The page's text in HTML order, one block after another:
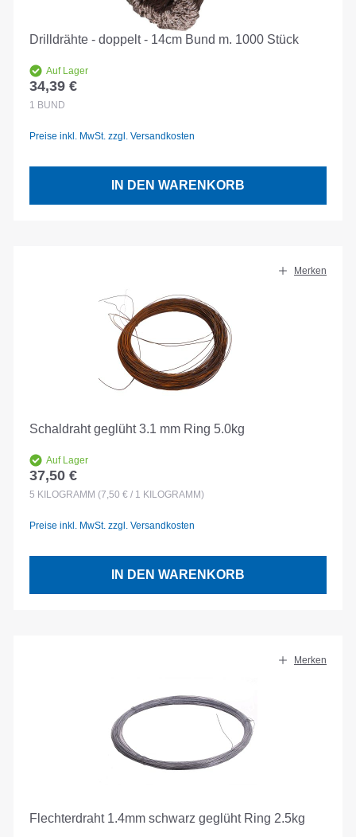
Drilldrähte - doppelt - 14cm Bund m. 1000 Stück
Auf Lager
Regulärer Preis:
34,39 €
1 BUND
Preise inkl. MwSt. zzgl. Versandkosten
IN DEN WARENKORB
Merken
Schaldraht geglüht 3.1 mm Ring 5.0kg
Auf Lager
Regulärer Preis:
37,50 €
5 KILOGRAMM (7,50 € / 1 KILOGRAMM)
Preise inkl. MwSt. zzgl. Versandkosten
IN DEN WARENKORB
Merken
Flechterdraht 1.4mm schwarz geglüht Ring 2.5kg